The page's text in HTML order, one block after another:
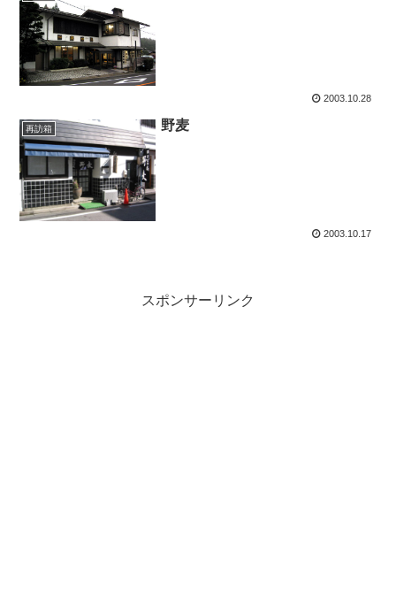
2003.10.28
再訪箱 野麦
2003.10.17
スポンサーリンク